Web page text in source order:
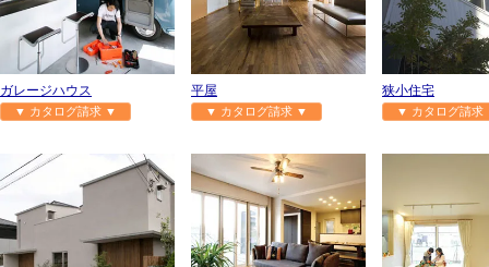
ガレージハウス
▼ カタログ請求 ▼
平屋
▼ カタログ請求 ▼
狭小住宅
▼ カタログ請